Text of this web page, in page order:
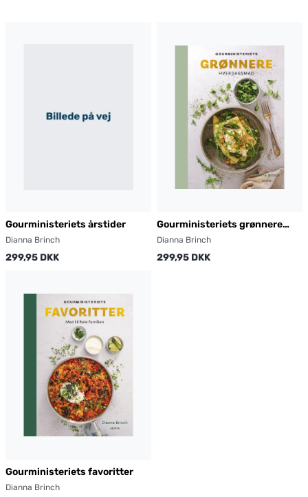
Gourministeriets årstider
Dianna Brinch
299,95 DKK
Gourministeriets grønnere
hverdagsmad
Dianna Brinch
299,95 DKK
Gourministeriets favoritter
Dianna Brinch